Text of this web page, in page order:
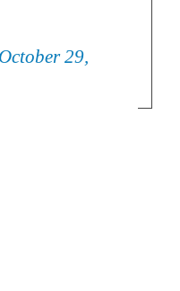
October 29,